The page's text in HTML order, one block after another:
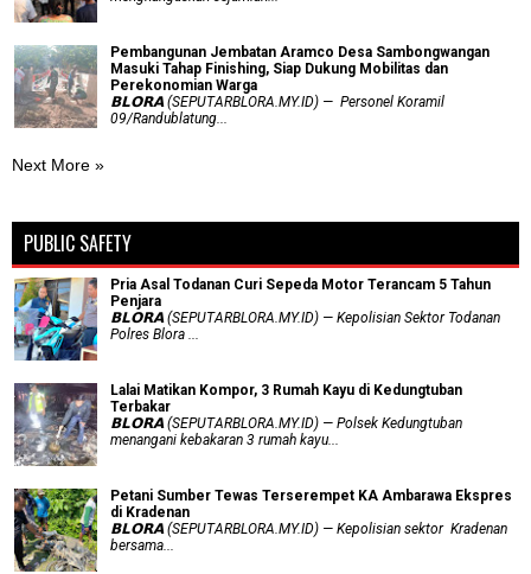
Pembangunan Jembatan Aramco Desa Sambongwangan
Masuki Tahap Finishing, Siap Dukung Mobilitas dan
Perekonomian Warga
𝗕𝗟𝗢𝗥𝗔 (SEPUTARBLORA.MY.ID) — Personel Koramil
09/Randublatung...
Next More »
PUBLIC SAFETY
Pria Asal Todanan Curi Sepeda Motor Terancam 5 Tahun
Penjara
𝗕𝗟𝗢𝗥𝗔 (SEPUTARBLORA.MY.ID) — Kepolisian Sektor Todanan
Polres Blora ...
Lalai Matikan Kompor, 3 Rumah Kayu di Kedungtuban
Terbakar
𝗕𝗟𝗢𝗥𝗔 (SEPUTARBLORA.MY.ID) — Polsek Kedungtuban
menangani kebakaran 3 rumah kayu...
Petani Sumber Tewas Terserempet KA Ambarawa Ekspres
di Kradenan
𝗕𝗟𝗢𝗥𝗔 (SEPUTARBLORA.MY.ID) — Kepolisian sektor Kradenan
bersama...